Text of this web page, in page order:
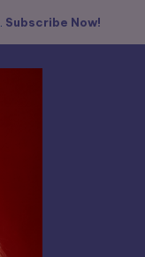
Subscribe Now!